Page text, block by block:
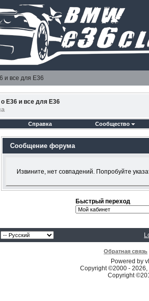
и все для Е36
Е36 и все для Е36
Справка Сообщество
Сообщение форума
Извините, нет совпадений. Попробуйте
Быстрый переход
Обратная связь
Powered by
Copyright ©2000 -
Copyright